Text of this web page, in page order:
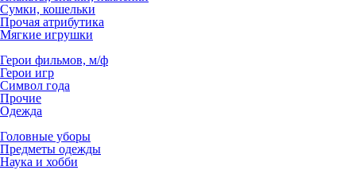
Сумки, кошельки
Прочая атрибутика
Мягкие игрушки
Герои фильмов, м/ф
Герои игр
Символ года
Прочие
Одежда
Головные уборы
Предметы одежды
Наука и хобби